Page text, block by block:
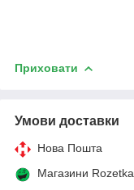
Приховати
Умови доставки
Нова Пошта
Магазини Rozetka